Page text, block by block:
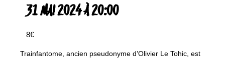
31 MAI 2024 À 20:00
8€
Trainfantome, ancien pseudonyme d’Olivier Le Tohic, est